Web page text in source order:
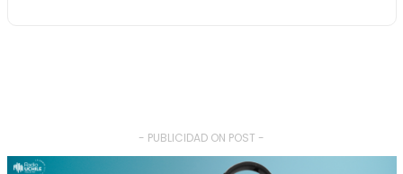
- PUBLICIDAD ON POST -